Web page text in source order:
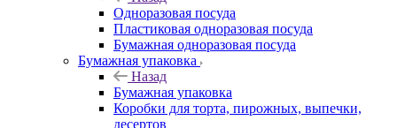
Одноразовая посуда
Пластиковая одноразовая посуда
Бумажная одноразовая посуда
Бумажная упаковка
Назад
Бумажная упаковка
Коробки для торта, пирожных, выпечки,
десертов